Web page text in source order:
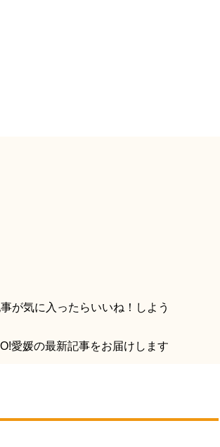
が気に入ったらいいね！しよう
愛媛の最新記事をお届けします